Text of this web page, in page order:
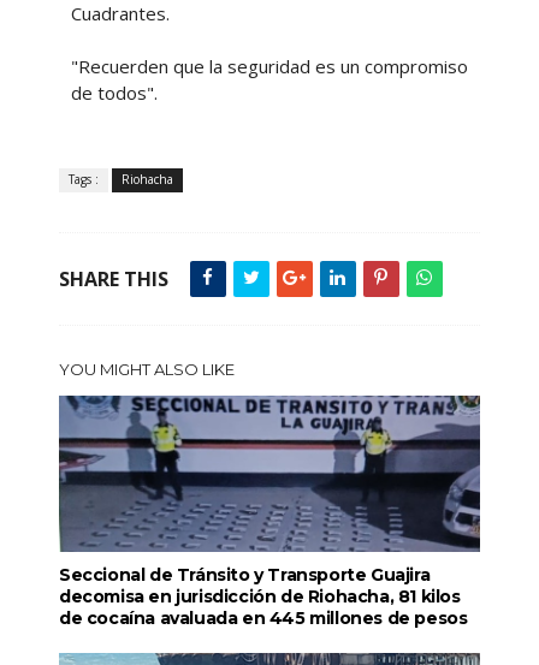
Cuadrantes.
"Recuerden que la seguridad es un compromiso
de todos".
Tags : Riohacha
SHARE THIS
YOU MIGHT ALSO LIKE
Seccional de Tránsito y Transporte Guajira
decomisa en jurisdicción de Riohacha, 81 kilos
de cocaína avaluada en 445 millones de pesos